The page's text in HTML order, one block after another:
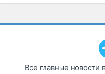
Все главные новости